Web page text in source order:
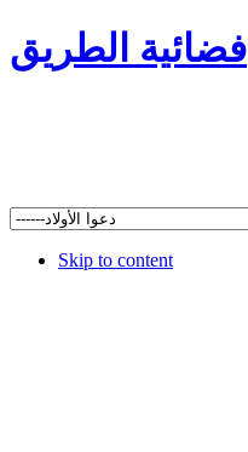
فضائية الطريق
Skip to content